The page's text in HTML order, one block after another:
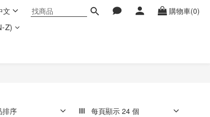
文 購物車(0)
Z)
排序 每頁顯示 24 個